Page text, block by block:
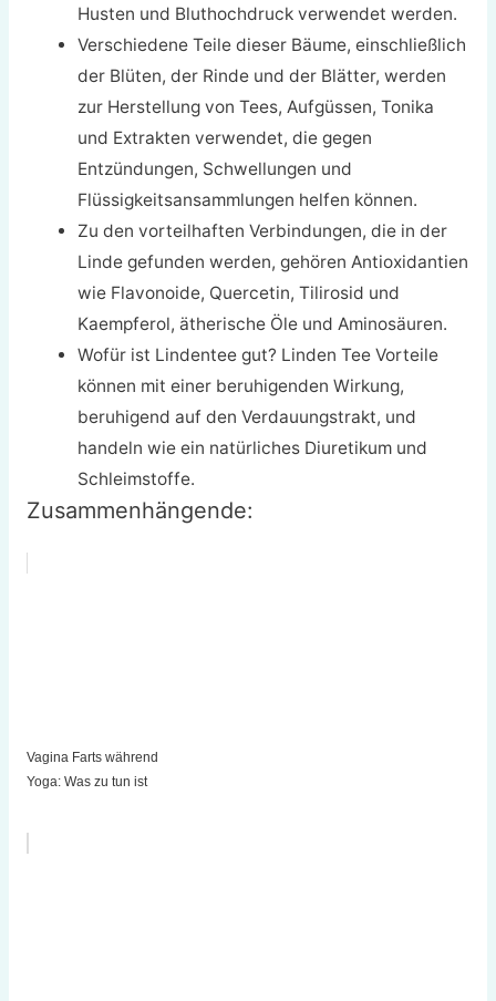
Husten und Bluthochdruck verwendet werden.
Verschiedene Teile dieser Bäume, einschließlich
der Blüten, der Rinde und der Blätter, werden
zur Herstellung von Tees, Aufgüssen, Tonika
und Extrakten verwendet, die gegen
Entzündungen, Schwellungen und
Flüssigkeitsansammlungen helfen können.
Zu den vorteilhaften Verbindungen, die in der
Linde gefunden werden, gehören Antioxidantien
wie Flavonoide, Quercetin, Tilirosid und
Kaempferol, ätherische Öle und Aminosäuren.
Wofür ist Lindentee gut? Linden Tee Vorteile
können mit einer beruhigenden Wirkung,
beruhigend auf den Verdauungstrakt, und
handeln wie ein natürliches Diuretikum und
Schleimstoffe.
Zusammenhängende:
Vagina Farts während
Yoga: Was zu tun ist